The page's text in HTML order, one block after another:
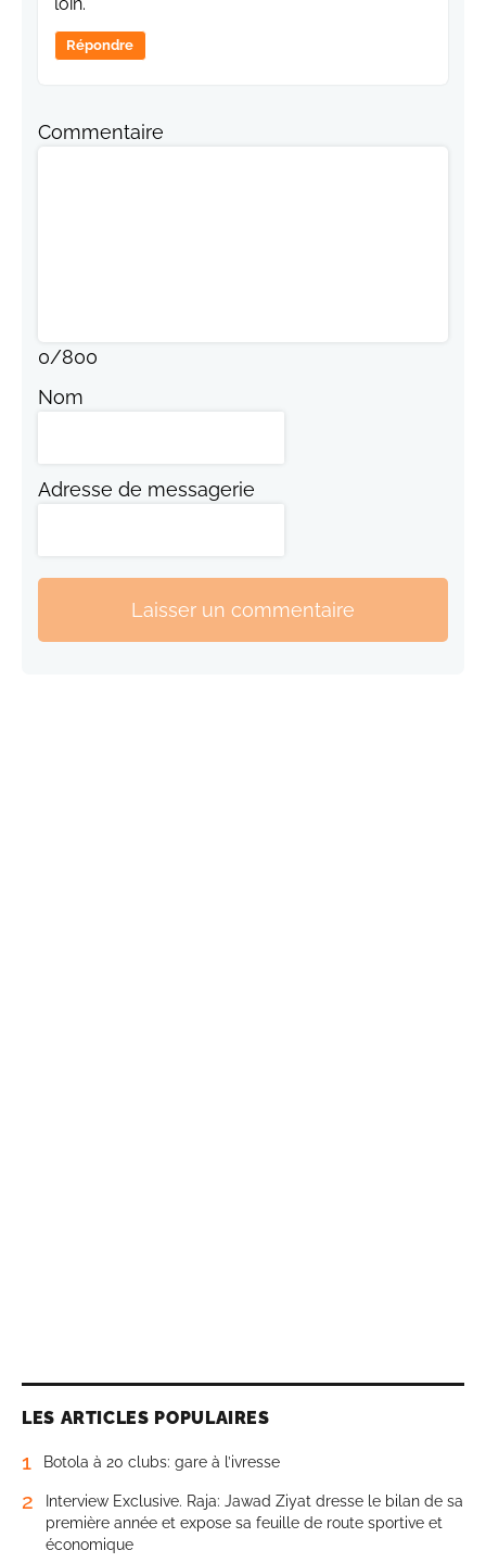
Répondre
Commentaire
0/800
Nom
Adresse de messagerie
Laisser un commentaire
LES ARTICLES POPULAIRES
1 Botola à 20 clubs: gare à l’ivresse
2
Interview Exclusive. Raja: Jawad Ziyat dresse le bilan de sa
première année et expose sa feuille de route sportive et
économique